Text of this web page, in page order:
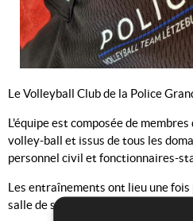
Le Volleyball Club de la Police
L'équipe est composée de
volley-ball et issus de tous les
personnel civil et fonctionnaires-
Les entraînements ont lieu une
salle de sport de l'École de police au